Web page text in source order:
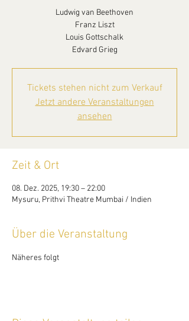
Ludwig van Beethoven
Franz Liszt
Louis Gottschalk
Edvard Grieg
Tickets stehen nicht zum Verkauf
Jetzt andere Veranstaltungen
ansehen
Zeit & Ort
08. Dez. 2025, 19:30 – 22:00
Mysuru, Prithvi Theatre Mumbai / Indien
Über die Veranstaltung
Näheres folgt